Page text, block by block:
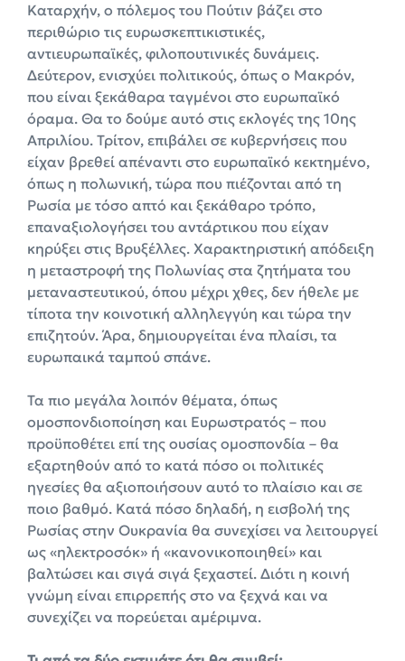
Καταρχήν, ο πόλεμος του Πούτιν βάζει στο
περιθώριο τις ευρωσκεπτικιστικές,
αντιευρωπαϊκές, φιλοπουτινικές δυνάμεις.
Δεύτερον, ενισχύει πολιτικούς, όπως ο Μακρόν,
που είναι ξεκάθαρα ταγμένοι στο ευρωπαϊκό
όραμα. Θα το δούμε αυτό στις εκλογές της 10ης
Απριλίου. Τρίτον, επιβάλει σε κυβερνήσεις που
είχαν βρεθεί απέναντι στο ευρωπαϊκό κεκτημένο,
όπως η πολωνική, τώρα που πιέζονται από τη
Ρωσία με τόσο απτό και ξεκάθαρο τρόπο,
επαναξιολογήσει του αντάρτικου που είχαν
κηρύξει στις Βρυξέλλες. Χαρακτηριστική απόδειξη
η μεταστροφή της Πολωνίας στα ζητήματα του
μεταναστευτικού, όπου μέχρι χθες, δεν ήθελε με
τίποτα την κοινοτική αλληλεγγύη και τώρα την
επιζητούν. Άρα, δημιουργείται ένα πλαίσι, τα
ευρωπαικά ταμπού σπάνε.
Τα πιο μεγάλα λοιπόν θέματα, όπως
ομοσπονδιοποίηση και Ευρωστρατός – που
προϋποθέτει επί της ουσίας ομοσπονδία – θα
εξαρτηθούν από το κατά πόσο οι πολιτικές
ηγεσίες θα αξιοποιήσουν αυτό το πλαίσιο και σε
ποιο βαθμό. Κατά πόσο δηλαδή, η εισβολή της
Ρωσίας στην Ουκρανία θα συνεχίσει να λειτουργεί
ως «ηλεκτροσόκ» ή «κανονικοποιηθεί» και
βαλτώσει και σιγά σιγά ξεχαστεί. Διότι η κοινή
γνώμη είναι επιρρεπής στο να ξεχνά και να
συνεχίζει να πορεύεται αμέριμνα.